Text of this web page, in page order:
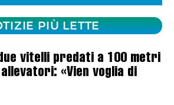
PIÙ LETTE
vitelli predati a 100 metri
«Vien voglia di